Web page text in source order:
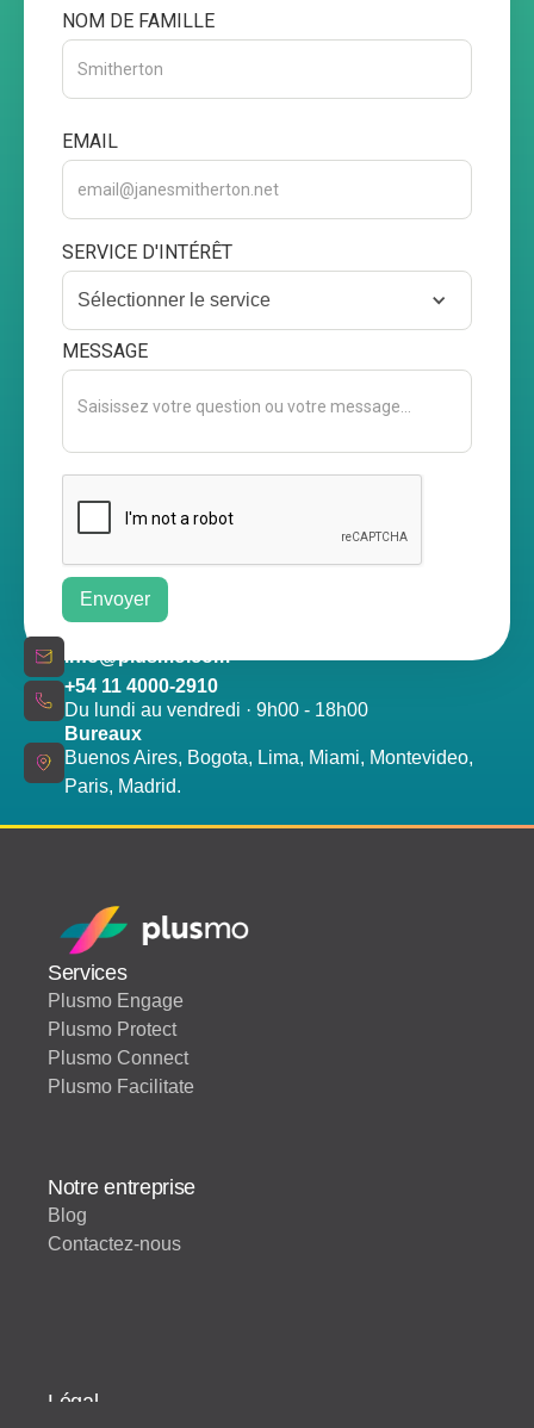
NOM DE FAMILLE
EMAIL
SERVICE D'INTÉRÊT
Sélectionner le service
MESSAGE
info@plusmo.com
+54 11 4000-2910
Du lundi au vendredi · 9h00 - 18h00
Bureaux
Buenos Aires, Bogota, Lima, Miami, Montevideo,
Paris, Madrid.
Services
Plusmo Engage
Plusmo Protect
Plusmo Connect
Plusmo Facilitate
Notre entreprise
Blog
Contactez-nous
Légal